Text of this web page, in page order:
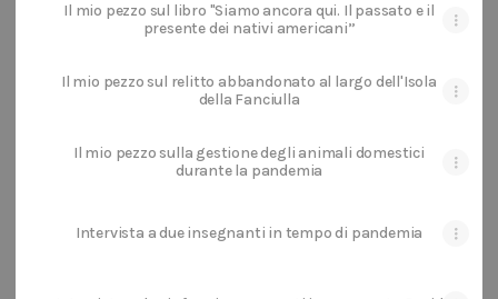
Il mio pezzo sul libro "Siamo ancora qui. Il passato e il
presente dei nativi americani”
Il mio pezzo sul relitto abbandonato al largo dell'Isola
della Fanciulla
Il mio pezzo sulla gestione degli animali domestici
durante la pandemia
Intervista a due insegnanti in tempo di pandemia